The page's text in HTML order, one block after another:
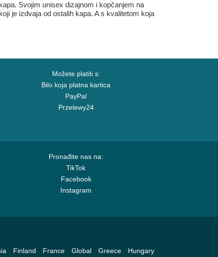
Svojim unisex dizajnom i kopčanjem na
je izdvaja od ostalih kapa. A s kvalitetom koja
Možete platiti s:
Bilo koja platna kartica
PayPal
Przelewy24
Pronađite nas na:
TikTok
Facebook
Instagram
Finland France Global Greece Hungary